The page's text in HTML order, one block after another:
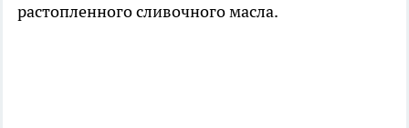
растопленного сливочного масла.